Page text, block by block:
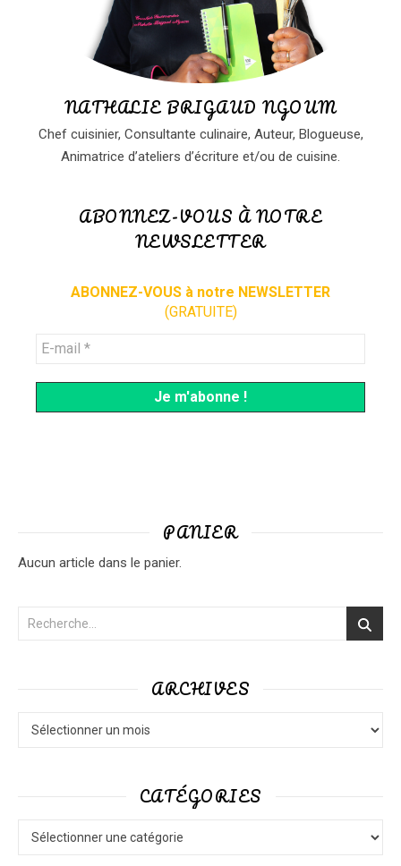
NATHALIE BRIGAUD NGOUM
Chef cuisinier, Consultante culinaire, Auteur, Blogueuse,
Animatrice d’ateliers d’écriture et/ou de cuisine.
ABONNEZ-VOUS À NOTRE
NEWSLETTER
ABONNEZ-VOUS à notre NEWSLETTER
(GRATUITE)
PANIER
Aucun article dans le panier.
ARCHIVES
CATÉGORIES